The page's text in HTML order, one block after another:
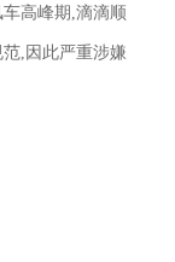
高峰期,滴滴顺
,因此严重涉嫌